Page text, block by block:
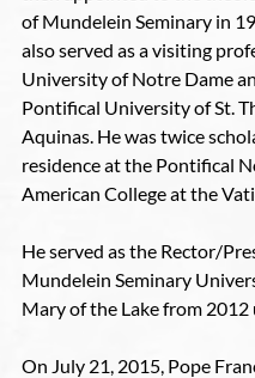
of Mundelein Seminary in
also served as a visiting
University of Notre Dame
Pontifical University of St.
Aquinas. He was twice
residence at the Pontifical
American College at the
He served as the Rector/
Mundelein Seminary
Mary of the Lake from
On July 21, 2015, Pope